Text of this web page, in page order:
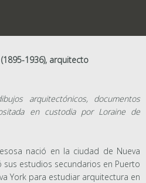
1936), arquitecto
arquitectónicos, documentos
en custodia por Loraine de
nació en la ciudad de Nueva
sus estudios secundarios en Puerto
York para estudiar arquitectura en